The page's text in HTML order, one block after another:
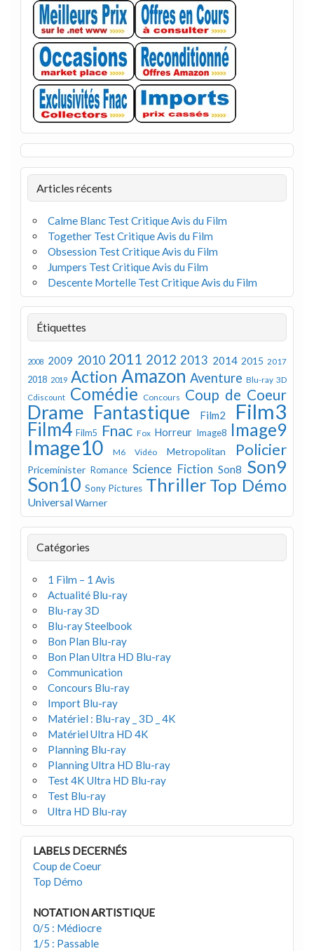
Articles récents
Calme Blanc Test Critique Avis du Film
Together Test Critique Avis du Film
Obsession Test Critique Avis du Film
Jumpers Test Critique Avis du Film
Descente Mortelle Test Critique Avis du Film
Étiquettes
2008 2009 2010 2011 2012 2013 2014 2015 2017
2018 2019 Action Amazon Aventure Blu-ray 3D
Cdiscount Comédie Concours Coup de Coeur
Drame Fantastique Film2 Film3
Film4 Film5 Fnac Fox Horreur Image8 Image9
Image10 M6 Vidéo Metropolitan Policier
Priceminister Romance Science Fiction Son8 Son9
Son10 Sony Pictures Thriller Top Démo
UniversalWarner
Catégories
1 Film – 1 Avis
Actualité Blu-ray
Blu-ray 3D
Blu-ray Steelbook
Bon Plan Blu-ray
Bon Plan Ultra HD Blu-ray
Communication
Concours Blu-ray
Import Blu-ray
Matériel : Blu-ray _ 3D _ 4K
Matériel Ultra HD 4K
Planning Blu-ray
Planning Ultra HD Blu-ray
Test 4K Ultra HD Blu-ray
Test Blu-ray
Ultra HD Blu-ray
LABELS DECERNÉS
Coup de Coeur
Top Démo
NOTATION ARTISTIQUE
0/5 : Médiocre
1/5 : Passable